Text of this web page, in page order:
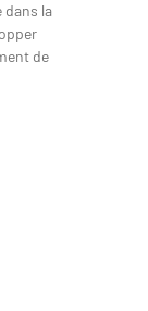
dans la
de